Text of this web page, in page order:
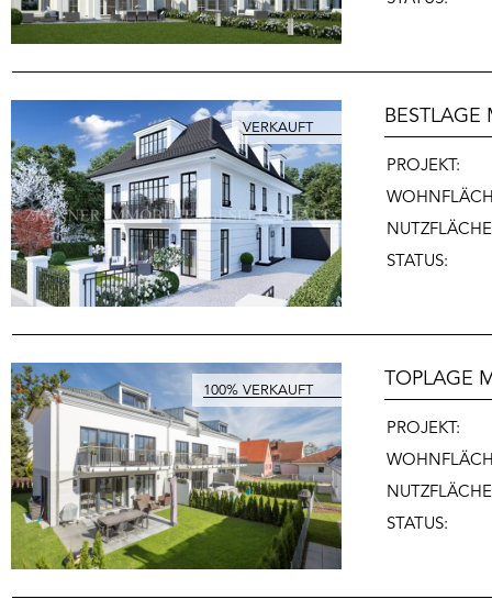
PROJEKT:
STATUS:
TOPLAGE
PROJEKT:
STATUS: